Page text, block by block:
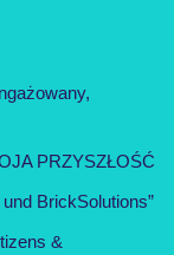
PRZYSZŁOŚĆ
BrickSolutions”
&